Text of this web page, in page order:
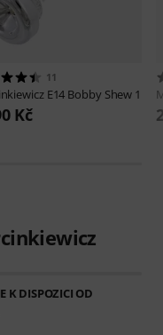
11
E14 Bobby Shew 1
Kč
K DISPOZICI OD